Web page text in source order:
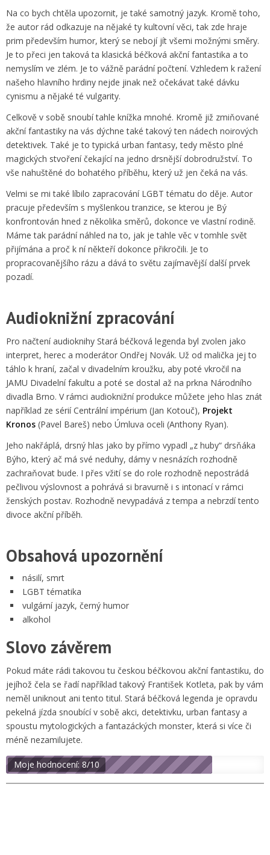
Na co bych chtěla upozornit, je také samotný jazyk. Kromě toho,
že autor rád odkazuje na nějaké ty kultovní věci, tak zde hraje
prim především humor, který se nebojí jít všemi možnými směry.
Je to přeci jen taková ta klasická béčková akční fantastika a to
nemyslím ve zlém. Je to vážně parádní počtení. Vzhledem k ražení
našeho hlavního hrdiny nejde jinak než očekávat také dávku
cynismu a nějaké té vulgarity.
Celkově v sobě snoubí tahle knížka mnohé. Kromě již zmiňované
akční fantastiky na vás dýchne také takový ten nádech noirových
detektivek. Také je to typická urban fantasy, tedy město plné
magických stvoření čekající na jedno drsnější dobrodružství. To
vše nahuštěné do bohatého příběhu, který už jen čeká na vás.
Velmi se mi také líbilo zapracování LGBT tématu do děje. Autor
pracuje především s myšlenkou tranzice, se kterou je Bý
konfrontován hned z několika směrů, dokonce ve vlastní rodině.
Máme tak parádní náhled na to, jak je tahle věc v tomhle svět
přijímána a proč k ní někteří dokonce přikročili. Je to
propracovanějšího rázu a dává to světu zajímavější další prvek
pozadí.
Audioknižní zpracování
Pro načtení audioknihy Stará béčková legenda byl zvolen jako
interpret, herec a moderátor Ondřej Novák. Už od malička jej to
táhlo k hraní, začal v divadelním kroužku, aby poté vkročil na
JAMU Divadelní fakultu a poté se dostal až na prkna Národního
divadla Brno. V rámci audioknižní produkce můžete jeho hlas znát
například ze sérií Centrální impérium (Jan Kotouč), Projekt
Kronos (Pavel Bareš) nebo Úmluva oceli (Anthony Ryan).
Jeho nakřáplá, drsný hlas jako by přímo vypadl „z huby“ drsňáka
Býho, který ač má své neduhy, dámy v nesnázích rozhodně
zachraňovat bude. I přes vžití se do role rozhodně nepostrádá
pečlivou výslovnost a pohrává si bravurně i s intonací v rámci
ženských postav. Rozhodně nevypadává z tempa a nebrzdí tento
divoce akční příběh.
Obsahová upozornění
násilí, smrt
LGBT tématika
vulgární jazyk, černý humor
alkohol
Slovo závěrem
Pokud máte rádi takovou tu českou béčkovou akční fantastiku, do
jejíhož čela se řadí například takový František Kotleta, pak by vám
neměl uniknout ani tento titul. Stará béčková legenda je opravdu
pekelná jízda snoubící v sobě akci, detektivku, urban fantasy a
spoustu mytologických a fantazáckých monster, která si více či
méně nezamilujete.
Moje hodnocení: 8/10